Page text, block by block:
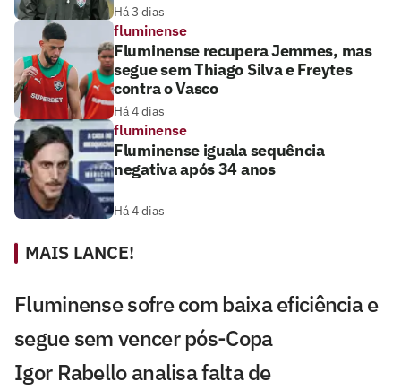
Há 3 dias
fluminense
Fluminense recupera Jemmes, mas
segue sem Thiago Silva e Freytes
contra o Vasco
Há 4 dias
fluminense
Fluminense iguala sequência
negativa após 34 anos
Há 4 dias
MAIS LANCE!
Fluminense sofre com baixa eficiência e
segue sem vencer pós-Copa
Igor Rabello analisa falta de